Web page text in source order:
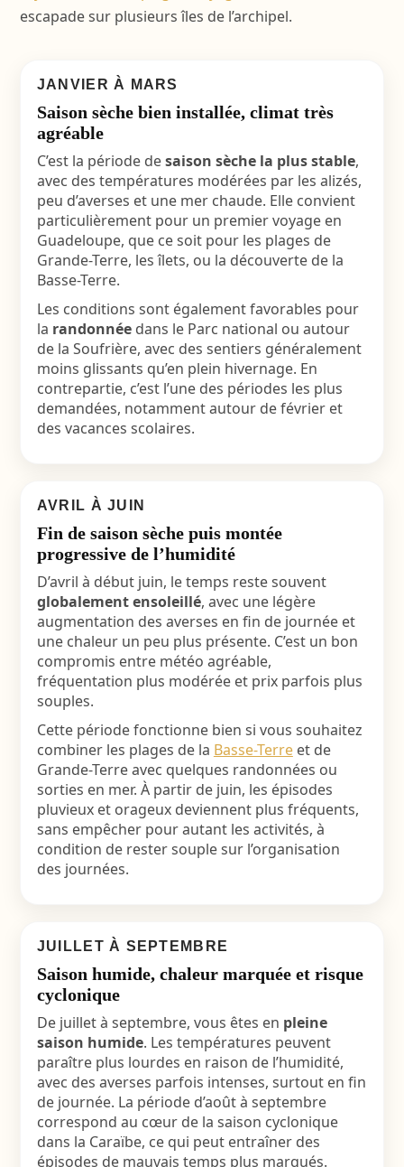
escapade sur plusieurs îles de l’archipel.
JANVIER À MARS
Saison sèche bien installée, climat très
agréable
C’est la période desaison sèche la plus stable,
avec des températures modérées par les alizés,
peu d’averses et une mer chaude. Elle convient
particulièrement pour un premier voyage en
Guadeloupe, que ce soit pour les plages de
Grande-Terre, les îlets, ou la découverte de la
Basse-Terre.
Les conditions sont également favorables pour
la randonnéedans le Parc national ou autour
de la Soufrière, avec des sentiers généralement
moins glissants qu’en plein hivernage. En
contrepartie, c’est l’une des périodes les plus
demandées, notamment autour de février et
des vacances scolaires.
AVRIL À JUIN
Fin de saison sèche puis montée
progressive de l’humidité
D’avril à début juin, le temps reste souvent
globalement ensoleillé, avec une légère
augmentation des averses en fin de journée et
une chaleur un peu plus présente. C’est un bon
compromis entre météo agréable,
fréquentation plus modérée et prix parfois plus
souples.
Cette période fonctionne bien si vous souhaitez
combiner les plages de la Basse-Terreet de
Grande-Terre avec quelques randonnées ou
sorties en mer. À partir de juin, les épisodes
pluvieux et orageux deviennent plus fréquents,
sans empêcher pour autant les activités, à
condition de rester souple sur l’organisation
des journées.
JUILLET À SEPTEMBRE
Saison humide, chaleur marquée et risque
cyclonique
De juillet à septembre, vous êtes en pleine
saison humide. Les températures peuvent
paraître plus lourdes en raison de l’humidité,
avec des averses parfois intenses, surtout en fin
de journée. La période d’août à septembre
correspond au cœur de la saison cyclonique
dans la Caraïbe, ce qui peut entraîner des
épisodes de mauvais temps plus marqués.